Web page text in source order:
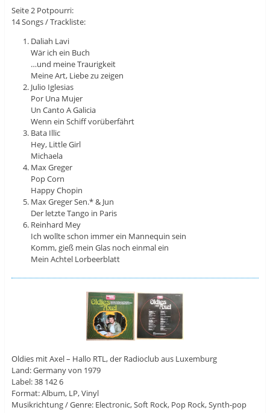
Seite 2 Potpourri:
14 Songs / Trackliste:
Daliah Lavi
Wär ich ein Buch
…und meine Traurigkeit
Meine Art, Liebe zu zeigen
Julio Iglesias
Por Una Mujer
Un Canto A Galicia
Wenn ein Schiff vorüberfährt
Bata Illic
Hey, Little Girl
Michaela
Max Greger
Pop Corn
Happy Chopin
Max Greger Sen.* & Jun
Der letzte Tango in Paris
Reinhard Mey
Ich wollte schon immer ein Mannequin sein
Komm, gieß mein Glas noch einmal ein
Mein Achtel Lorbeerblatt
Oldies mit Axel – Hallo RTL, der Radioclub aus Luxemburg
Land: Germany von 1979
Label: 38 142 6
Format: Album, LP, Vinyl
Musikrichtung / Genre: Electronic, Soft Rock, Pop Rock, Synth-pop